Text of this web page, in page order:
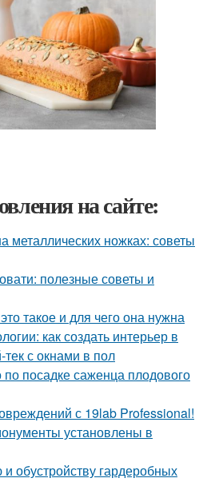
на сайте:
металлических ножках: советы
полезные советы и
такое и для чего она нужна
как создать интерьер в
тек с окнами в пол
посадке саженца плодового
с 19lab Professional!
установлены в
обустройству гардеробных